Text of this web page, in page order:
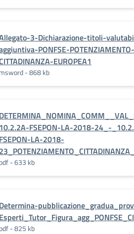
3-Dichiarazione-titoli-
PONFSE-POTENZIAMENTO-
EUROPEA1
- 868 kb
FSEPON-LA-2018-24_-
LA-2018-
- 633 kb
- 825 kb